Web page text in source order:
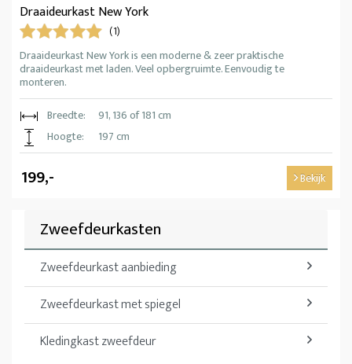
Draaideurkast New York
(1)
Draaideurkast New York is een moderne & zeer praktische
draaideurkast met laden. Veel opbergruimte. Eenvoudig te
monteren.
Breedte:
91, 136 of 181 cm
Hoogte:
197 cm
199,- Bekijk
Zweefdeurkasten
Zweefdeurkast aanbieding
Zweefdeurkast met spiegel
Kledingkast zweefdeur